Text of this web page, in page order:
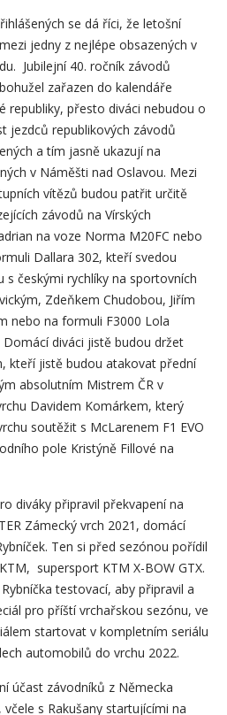
se dá říci, že letošní
jedny z nejlépe obsazených v
Jubilejní 40. ročník závodů
zařazen do kalendáře
republiky, přesto diváci nebudou o
jezdců republikových závodů
a tím jasně ukazují na
v Náměšti nad Oslavou. Mezi
vítězů budou patřit určitě
závodů na Vírských
na voze Norma M20FC nebo
Dallara 302, kteří svedou
českými rychlíky na sportovních
Zdeňkem Chudobou, Jiřím
nebo na formuli F3000 Lola
Domácí diváci jistě budou držet
kteří jistě budou atakovat přední
absolutním Mistrem ČR v
Davidem Komárkem, který
soutěžit s McLarenem F1 EVO
pole Kristýně Fillové na
diváky připravil překvapení na
Zámecký vrch 2021, domácí
Ten si před sezónou pořídil
supersport KTM X-BOW GTX.
testovací, aby připravil a
pro příští vrchařskou sezónu, ve
startovat v kompletním seriálu
automobilů do vrchu 2022.
účast závodníků z Německa
s Rakušany startujícími na